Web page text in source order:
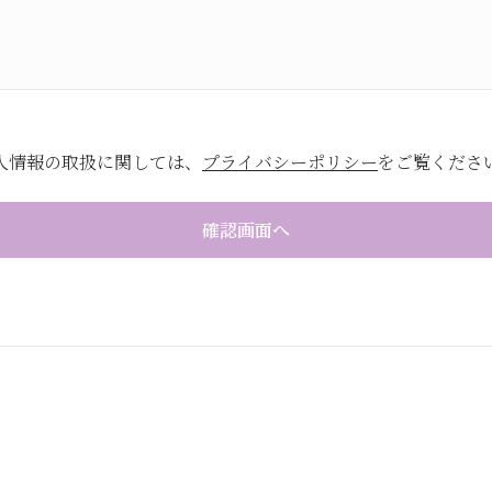
情報の取扱に関しては、 プライバシーポリシーをご覧くださ